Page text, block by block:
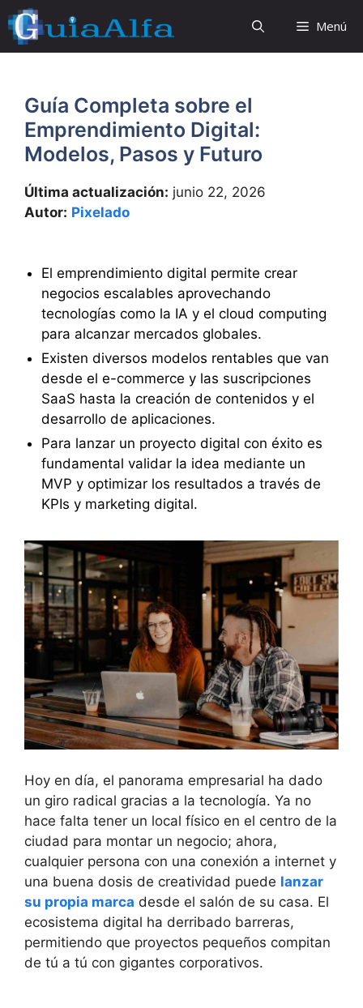
Saltar
al
contenido
Menú
Guía Completa sobre el
Emprendimiento Digital:
Modelos, Pasos y Futuro
Última actualización: junio 22, 2026
Autor: Pixelado
El emprendimiento digital permite crear
negocios escalables aprovechando
tecnologías como la IA y el cloud computing
para alcanzar mercados globales.
Existen diversos modelos rentables que van
desde el e-commerce y las suscripciones
SaaS hasta la creación de contenidos y el
desarrollo de aplicaciones.
Para lanzar un proyecto digital con éxito es
fundamental validar la idea mediante un
MVP y optimizar los resultados a través de
KPIs y marketing digital.
Hoy en día, el panorama empresarial ha dado
un giro radical gracias a la tecnología. Ya no
hace falta tener un local físico en el centro de la
ciudad para montar un negocio; ahora,
cualquier persona con una conexión a internet y
una buena dosis de creatividad puede lanzar
su propia marca desde el salón de su casa. El
ecosistema digital ha derribado barreras,
permitiendo que proyectos pequeños compitan
de tú a tú con gigantes corporativos.